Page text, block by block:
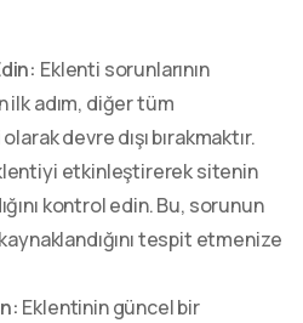
Eklenti sorunlarının
ilk adım, diğer tüm
devre dışı bırakmaktır.
etkinleştirerek sitenin
kontrol edin. Bu, sorunun
tespit etmenize
Eklentinin güncel bir